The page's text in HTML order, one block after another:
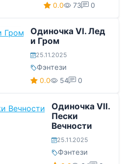
0.0 73 0
Одиночка VI. Лед
и Гром
25.11.2025
Фэнтези
0.0 54 0
Одиночка VII.
Пески
Вечности
25.11.2025
Фэнтези